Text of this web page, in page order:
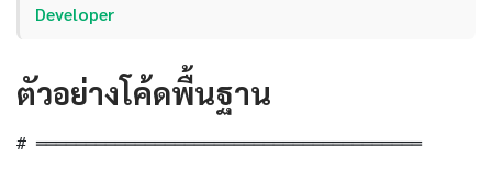
Developer
ตัวอย่างโค้ดพื้นฐาน
# ═══════════════════════════════════════